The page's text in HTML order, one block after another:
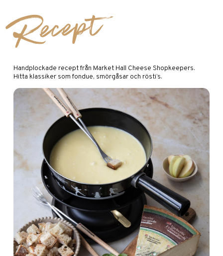
Recept
Handplockade recept från Market Hall Cheese Shopkeepers.
Hitta klassiker som fondue, smörgåsar och rösti’s.